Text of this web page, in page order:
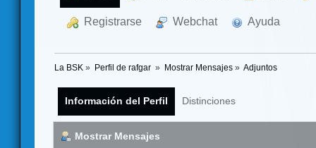
Registrarse Webchat Ayuda
La BSK » Perfil de rafgar » Mostrar Mensajes» Adjuntos
Información del Perfil Distinciones
Mostrar Mensajes